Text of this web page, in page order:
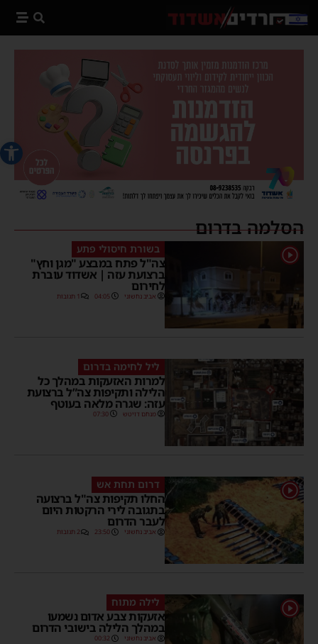
פתח
הסלמה בדרום
1 בשורת חיסולי פתע
צה"ל פתח במבצע "מגן וחץ"
ברצועת עזה | אשדוד עוברת
לחירום
אביב נחשוני 04:05 1 תגובות
ליל לחימה בדרום
למרות האזעקות במהלך כל
הלילה ותקיפות צה”ל ברצועת
עזה: שגרה מלאה בעוטף
מנחם דויטש 07:30
1 דרום תחת אש
החלו תקיפות צה"ל ברצועה
בתגובה לירי הרקטות היום
לעבר הדרום
אביב נחשוני 23:50 2 תגובות
1 לילה מתוח
אזעקות צבע אדום נשמעו
במהלך הלילה בישובי הדרום
אביב נחשוני 00:32